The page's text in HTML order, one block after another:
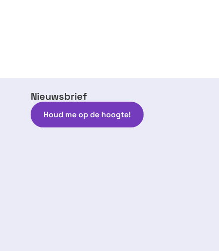
Nieuwsbrief
Houd me op de hoogte!